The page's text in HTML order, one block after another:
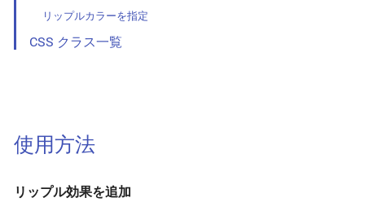
リップルカラーを指定
CSS クラス一覧
使用方法
リップル効果を追加